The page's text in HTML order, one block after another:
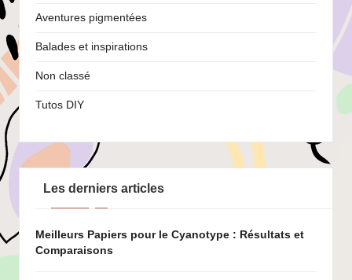
Aventures pigmentées
Balades et inspirations
Non classé
Tutos DIY
Les derniers articles
Meilleurs Papiers pour le Cyanotype : Résultats et
Comparaisons